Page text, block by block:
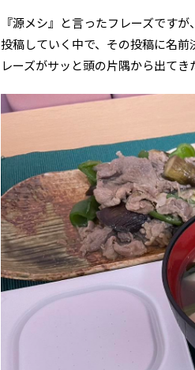
『源メシ』と言ったフレーズですが、
投稿していく中で、その投稿に名
レーズがサッと頭の片隅から出て